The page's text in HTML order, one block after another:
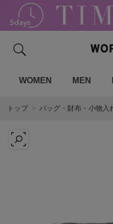
WOMEN MEN
トップ バッグ・財布・小物入